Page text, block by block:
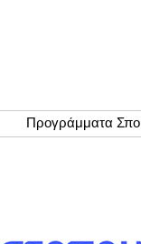
Προγράμματα